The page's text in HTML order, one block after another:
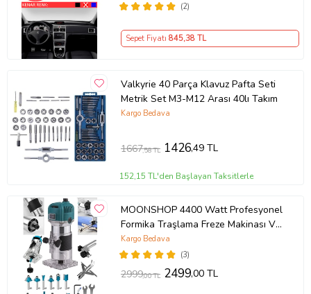
(2)
Sepet Fiyatı 845,38 TL
Valkyrie 40 Parça Klavuz Pafta Seti
Metrik Set M3-M12 Arası 40lı Takım
Kargo Bedava
1667,58 TL 1426,49 TL
152,15 TL'den Başlayan Taksitlerle
MOONSHOP 4400 Watt Profesyonel
Formika Traşlama Freze Makinası Ve
Uçları 6 Mm Pens 2 Yıl Garantili
(3)
Kargo Bedava
2999,00 TL 2499,00 TL